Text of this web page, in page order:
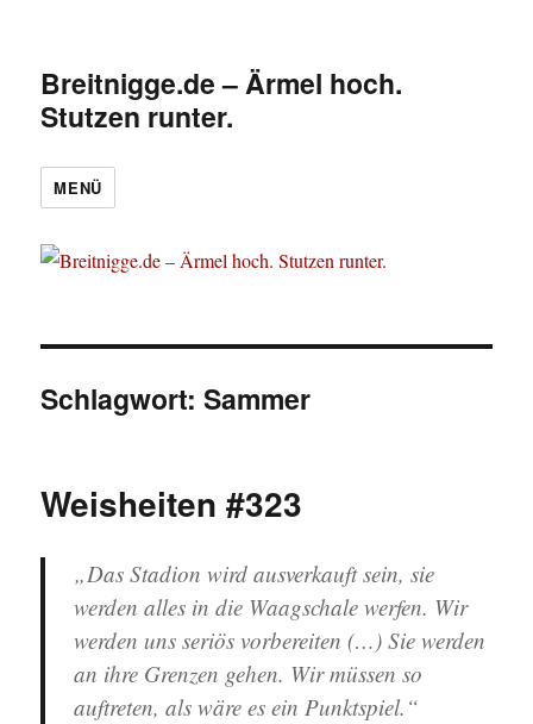
Breitnigge.de – Ärmel hoch.
Stutzen runter.
MENÜ
Schlagwort:Sammer
Weisheiten #323
„Das Stadion wird ausverkauft sein, sie
werden alles in die Waagschale werfen. Wir
werden uns seriös vorbereiten (…) Sie werden
an ihre Grenzen gehen. Wir müssen so
auftreten, als wäre es ein Punktspiel.“